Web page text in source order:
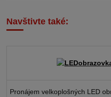
Navštivte také:
Pronájem velkoplošných LED